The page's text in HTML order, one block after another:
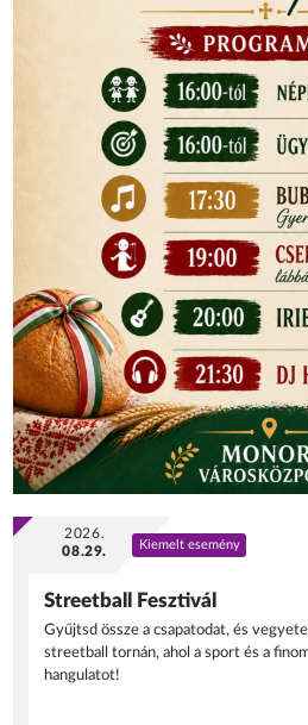
2026.
08.29.
Kiemelt esemény
Streetball Fesztivál
Gyűjtsd össze a csapatodat, és
streetball tornán, ahol a sport és a
hangulatot!